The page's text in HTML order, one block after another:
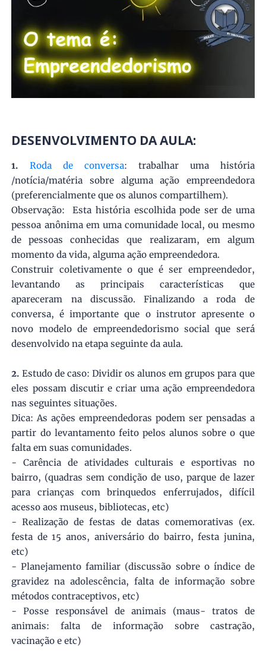
DESENVOLVIMENTO DA AULA:
1. Roda de conversa: trabalhar uma história
/notícia/matéria sobre alguma ação empreendedora
(preferencialmente que os alunos compartilhem).
Observação: Esta história escolhida pode ser de uma
pessoa anônima em uma comunidade local, ou mesmo
de pessoas conhecidas que realizaram, em algum
momento da vida, alguma ação empreendedora.
Construir coletivamente o que é ser empreendedor,
levantando as principais características que
apareceram na discussão. Finalizando a roda de
conversa, é importante que o instrutor apresente o
novo modelo de empreendedorismo social que será
desenvolvido na etapa seguinte da aula.
2. Estudo de caso: Dividir os alunos em grupos para que
eles possam discutir e criar uma ação empreendedora
nas seguintes situações.
Dica: As ações empreendedoras podem ser pensadas a
partir do levantamento feito pelos alunos sobre o que
falta em suas comunidades.
- Carência de atividades culturais e esportivas no
bairro, (quadras sem condição de uso, parque de lazer
para crianças com brinquedos enferrujados, difícil
acesso aos museus, bibliotecas, etc)
- Realização de festas de datas comemorativas (ex.
festa de 15 anos, aniversário do bairro, festa junina,
etc)
- Planejamento familiar (discussão sobre o índice de
gravidez na adolescência, falta de informação sobre
métodos contraceptivos, etc)
- Posse responsável de animais (maus- tratos de
animais: falta de informação sobre castração,
vacinação e etc)